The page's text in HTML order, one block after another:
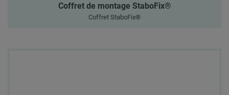
Coffret de montage StaboFix®
Coffret StaboFix®